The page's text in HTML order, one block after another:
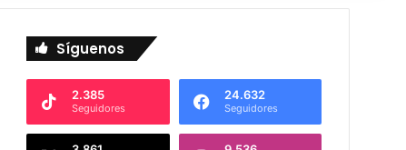
Síguenos
2.385
Seguidores
24.632
Seguidores